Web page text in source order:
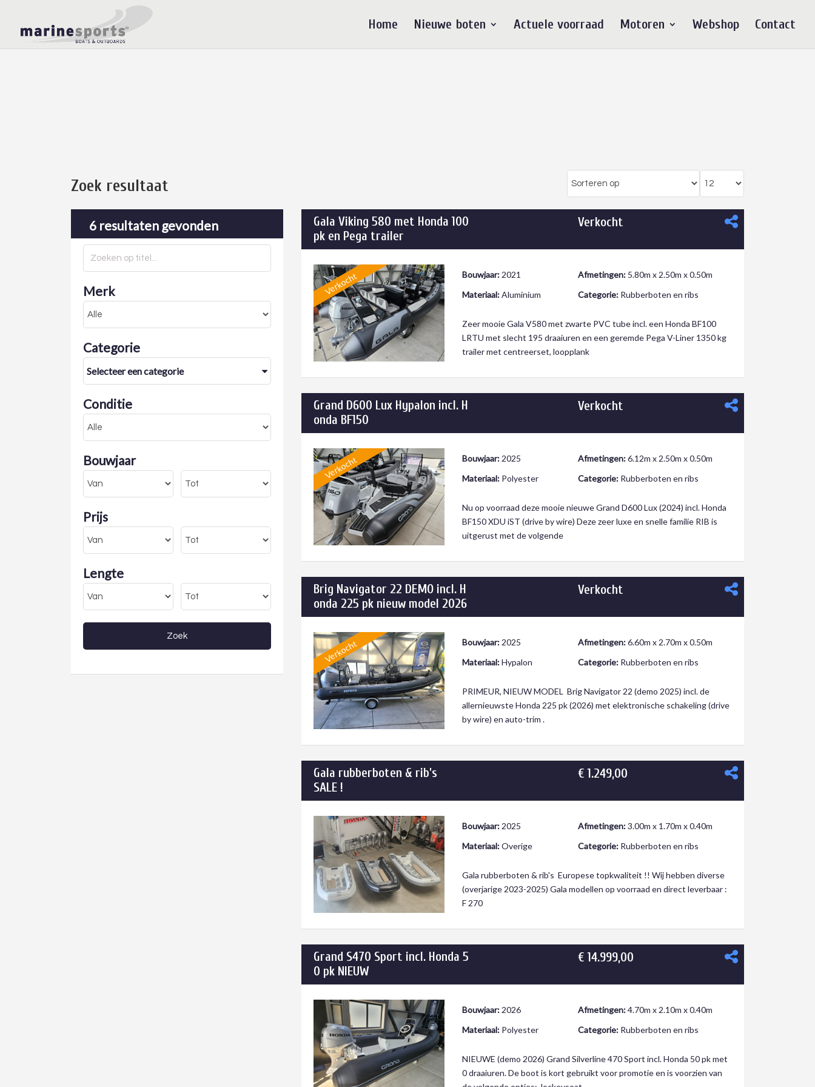
Home Nieuwe boten Actuele voorraad Motoren Webshop Contact
Zoek resultaat
6 resultaten gevonden
Merk
Categorie
Selecteer een categorie
Conditie
Bouwjaar
Prijs
Lengte
Gala Viking 580 met Honda 100
pk en Pega trailer
Verkocht
Verkocht Bouwjaar: 2021 Afmetingen: 5.80m x 2.50m x 0.50m
Materiaal:Aluminium Categorie: Rubberboten en ribs
Zeer mooie Gala V580 met zwarte PVC tube incl. een Honda BF100
LRTU met slecht 195 draaiuren en een geremde Pega V-Liner 1350 kg
trailer met centreerset, loopplank
Grand D600 Lux Hypalon incl. H
onda BF150
Verkocht
Verkocht Bouwjaar: 2025 Afmetingen:6.12m x 2.50m x 0.50m
Materiaal: Polyester Categorie: Rubberboten en ribs
Nu op voorraad deze mooie nieuwe Grand D600 Lux (2024) incl. Honda
BF150 XDU iST (drive by wire) Deze zeer luxe en snelle familie RIB is
uitgerust met de volgende
Brig Navigator 22 DEMO incl. H
onda 225 pk nieuw model 2026
Verkocht
Verkocht Bouwjaar: 2025 Afmetingen:6.60m x 2.70m x 0.50m
Materiaal:Hypalon Categorie: Rubberboten en ribs
PRIMEUR, NIEUW MODEL Brig Navigator 22 (demo 2025) incl. de
allernieuwste Honda 225 pk (2026) met elektronische schakeling (drive
by wire) en auto-trim .
Gala rubberboten & rib's
SALE !
€ 1.249,00
Bouwjaar: 2025 Afmetingen:3.00m x 1.70m x 0.40m
Materiaal:Overige Categorie: Rubberboten en ribs
Gala rubberboten & rib's Europese topkwaliteit !! Wij hebben diverse
(overjarige 2023-2025) Gala modellen op voorraad en direct leverbaar :
F 270
Grand S470 Sport incl. Honda 5
0 pk NIEUW
€ 14.999,00
Bouwjaar: 2026 Afmetingen:4.70m x 2.10m x 0.40m
Materiaal: Polyester Categorie: Rubberboten en ribs
NIEUWE (demo 2026) Grand Silverline 470 Sport incl. Honda 50 pk met
0 draaiuren. De boot is kort gebruikt voor promotie en is voorzien van